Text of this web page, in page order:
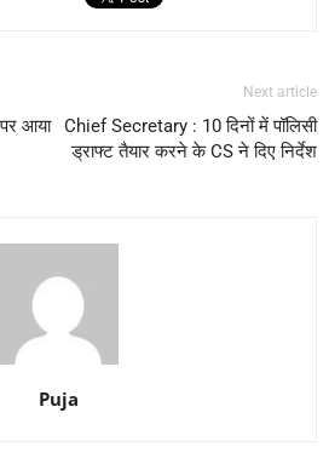
आया
Next article
Chief Secretary : 10 दिनों में पॉलिसी
ड्राफ्ट तैयार करने के CS ने दिए निर्देश
Puja